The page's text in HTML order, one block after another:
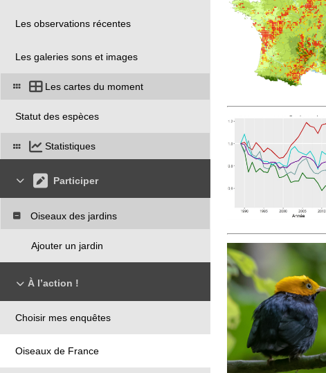
Les observations récentes
Les galeries sons et images
Les cartes du moment
Statut des espèces
Statistiques
Participer
Oiseaux des jardins
Ajouter un jardin
À l’action !
Choisir mes enquêtes
Oiseaux de France